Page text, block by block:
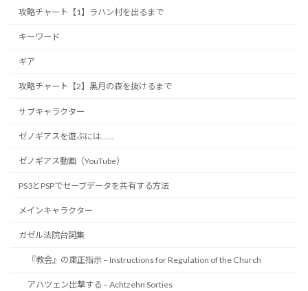
攻略チャート【1】ラハン村を出るまで
キーワード
ギア
攻略チャート【2】黒月の森を抜けるまで
サブキャラクター
ゼノギアスを遊ぶには……
ゼノギアス動画（YouTube）
PS3とPSPでセーブデータを共有する方法
メインキャラクター
ガゼル法院台詞集
『教会』の粛正指示 – Instructions for Regulation of the Church
アハツェン出撃する – Achtzehn Sorties